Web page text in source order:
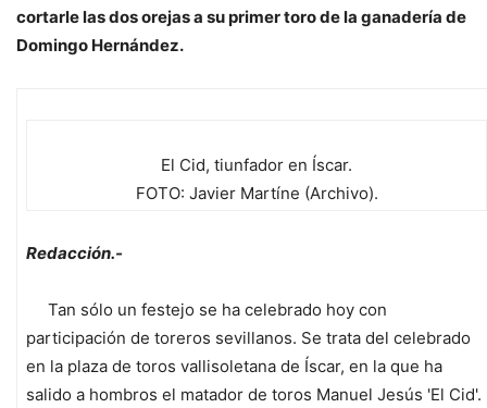
cortarle las dos orejas a su primer toro de la ganadería de
Domingo Hernández.
El Cid, tiunfador en Íscar.
FOTO: Javier Martíne (Archivo).
Redacción.-
Tan sólo un festejo se ha celebrado hoy con
participación de toreros sevillanos. Se trata del celebrado
en la plaza de toros vallisoletana de Íscar, en la que ha
salido a hombros el matador de toros Manuel Jesús 'El Cid'.